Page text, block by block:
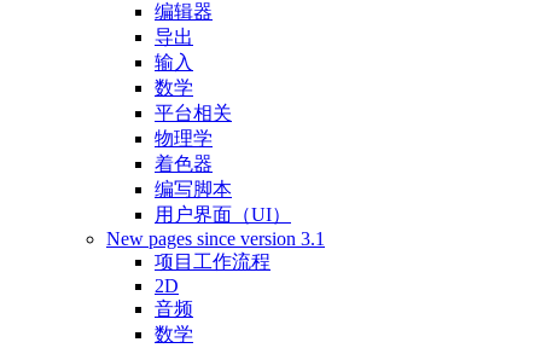
编辑器
导出
输入
数学
平台相关
物理学
着色器
编写脚本
用户界面（UI）
New pages since version 3.1
项目工作流程
2D
音频
数学